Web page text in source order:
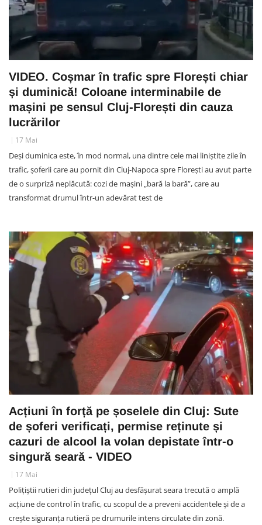
VIDEO. Coșmar în trafic spre Florești chiar
și duminică! Coloane interminabile de
mașini pe sensul Cluj-Florești din cauza
lucrărilor
17 Mai
Deși duminica este, în mod normal, una dintre cele mai liniștite zile în
trafic, șoferii care au pornit din Cluj-Napoca spre Florești au avut parte
de o surpriză neplăcută: cozi de mașini „bară la bară”, care au
transformat drumul într-un adevărat test de
Acțiuni în forță pe șoselele din Cluj: Sute
de șoferi verificați, permise reținute și
cazuri de alcool la volan depistate într-o
singură seară - VIDEO
17 Mai
Polițiștii rutieri din județul Cluj au desfășurat seara trecută o amplă
acțiune de control în trafic, cu scopul de a preveni accidentele și de a
crește siguranța rutieră pe drumurile intens circulate din zonă.